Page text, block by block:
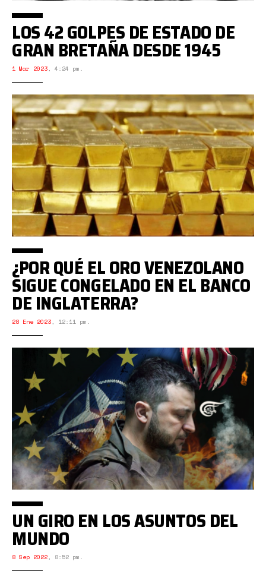
LOS 42 GOLPES DE ESTADO DE
GRAN BRETAÑA DESDE 1945
1 Mar 2023, 4:24 pm.
¿POR QUÉ EL ORO VENEZOLANO
SIGUE CONGELADO EN EL BANCO
DE INGLATERRA?
28 Ene 2023, 12:11 pm.
UN GIRO EN LOS ASUNTOS DEL
MUNDO
8 Sep 2022, 8:52 pm.